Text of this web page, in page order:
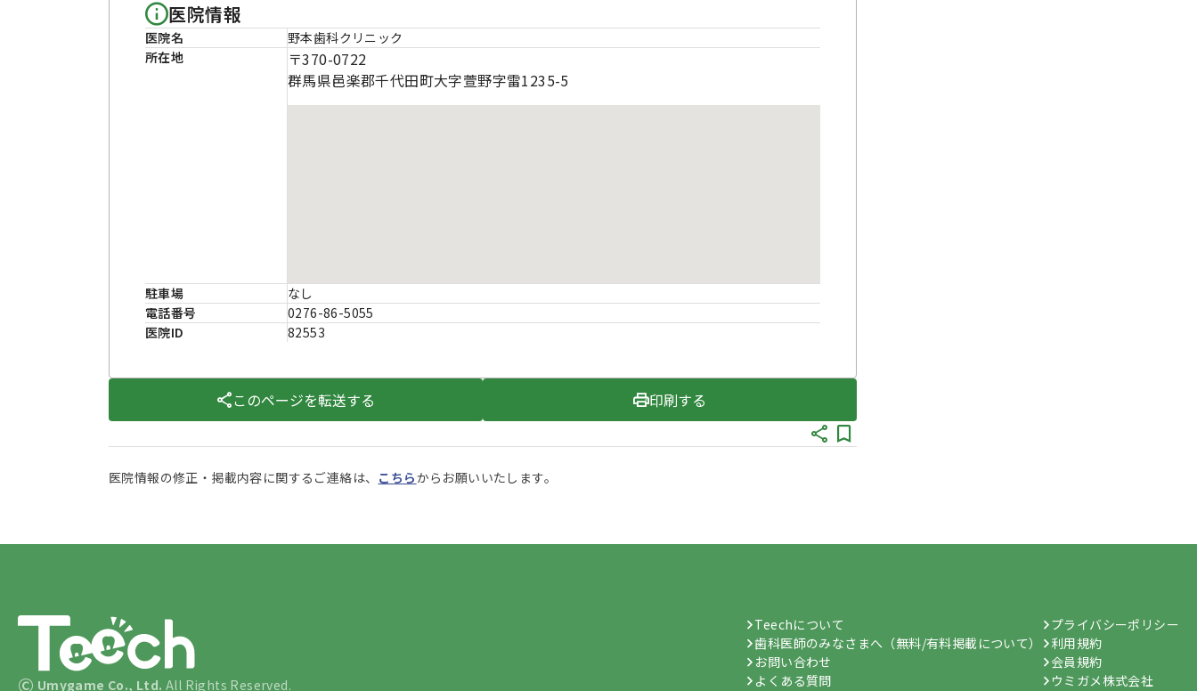
医院情報
医院名
野本歯科クリニック
所在地
〒370-0722
群馬県邑楽郡千代田町大字萱野字雷1235-5
駐車場
なし
電話番号
0276-86-5055
医院ID
82553
このページを転送する 印刷する
医院情報の修正・掲載内容に関するご連絡は、 こちらからお願いいたします。
© Umygame Co., Ltd. All Rights Reserved.
Teechについて
歯科医師のみなさまへ（無料/有料掲載について）
お問い合わせ
よくある質問
プライバシーポリシー
利用規約
会員規約
ウミガメ株式会社